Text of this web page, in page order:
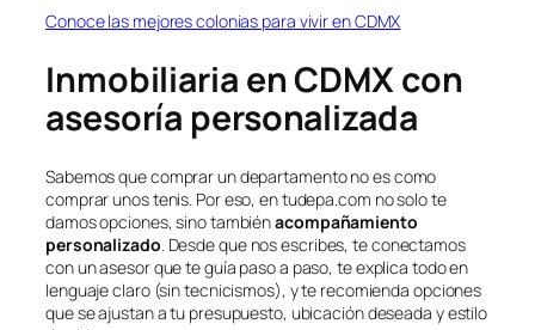
Conoce las mejores colonias para vivir en CDMX
Inmobiliaria en CDMX con
asesoría personalizada
Sabemos que comprar un departamento no es como
comprar unos tenis. Por eso, en tudepa.com no solo te
damos opciones, sino tambiénacompañamiento
personalizado. Desde que nos escribes, te conectamos
con un asesor que te guía paso a paso, te explica todo en
lenguaje claro (sin tecnicismos), y te recomienda opciones
que se ajustan a tu presupuesto, ubicación deseada y estilo